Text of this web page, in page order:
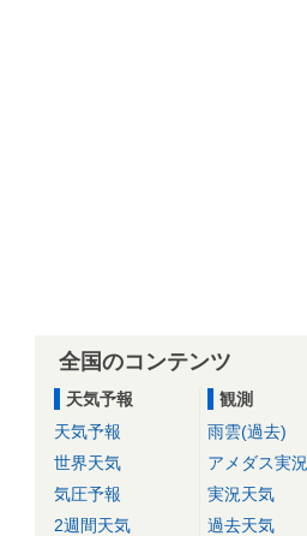
全国のコンテンツ
天気予報
天気予報
世界天気
気圧予報
2週間天気
観測
雨雲(過去)
アメダス実況
実況天気
過去天気